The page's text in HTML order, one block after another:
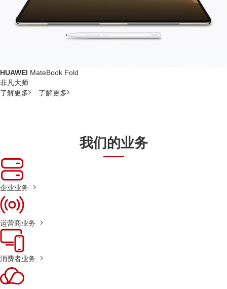
HUAWEI MateBook Fold
非凡大师
了解更多
了解更多
我们的业务
企业业务
运营商业务
消费者业务